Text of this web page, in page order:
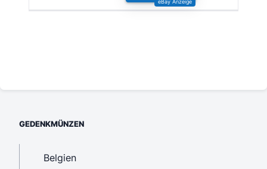
GEDENKMÜNZEN
Belgien